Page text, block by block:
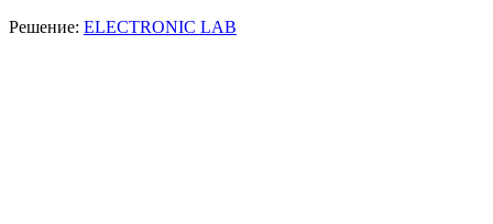
Решение: ELECTRONIC LAB